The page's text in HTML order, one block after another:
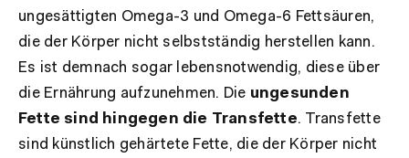
ungesättigten Omega-3 und Omega-6 Fettsäuren,
die der Körper nicht selbstständig herstellen kann.
Es ist demnach sogar lebensnotwendig, diese über
die Ernährung aufzunehmen. Die ungesunden
Fette sind hingegen die Transfette. Transfette
sind künstlich gehärtete Fette, die der Körper nicht